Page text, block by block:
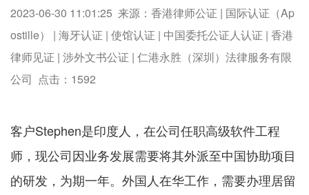
2023-06-30 11:01:25 来源：香港律师公证 | 国际认证（Ap
ostille） | 海牙认证 | 使馆认证 | 中国委托公证人认证 | 香港
律师见证 | 涉外文书公证 | 仁港永胜（深圳）法律服务有限
公司 点击： 1592
客户Stephen是印度人，在公司任职高级软件工程
师，现公司因业务发展需要将其外派至中国协助项目
的研发，为期一年。外国人在华工作，需要办理居留